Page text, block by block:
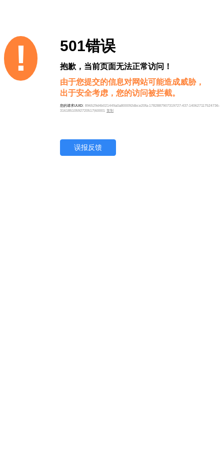
! 501错误
抱歉，当前页面无法正常访问！
由于您提交的信息对网站可能造成威胁，
出于安全考虑，您的访问被拦截。
您的请求UUID: 896529d4b021449a0a800092dbce20fa-1782887907319727-437-140627117524736-
31618510592720517|60001 复制
误报反馈